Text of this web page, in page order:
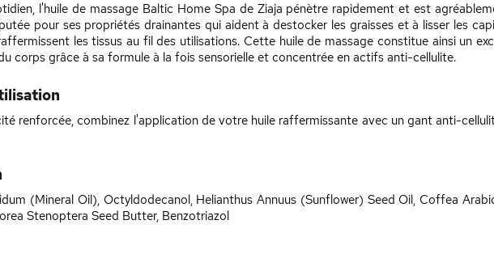
l'huile de massage Baltic Home Spa de Ziaja pénètre rapidement et est
pour ses propriétés drainantes qui aident à destocker les graisses et à lisser les
les tissus au fil des utilisations. Cette huile de massage constitue ainsi un
corps grâce à sa formule à la fois sensorielle et concentrée en actifs anti-cellulite.
renforcée, combinez l'application de votre huile raffermissante avec un gant anti-
(Mineral Oil), Octyldodecanol, Helianthus Annuus (Sunflower) Seed Oil, Coffea
Stenoptera Seed Butter, Benzotriazol